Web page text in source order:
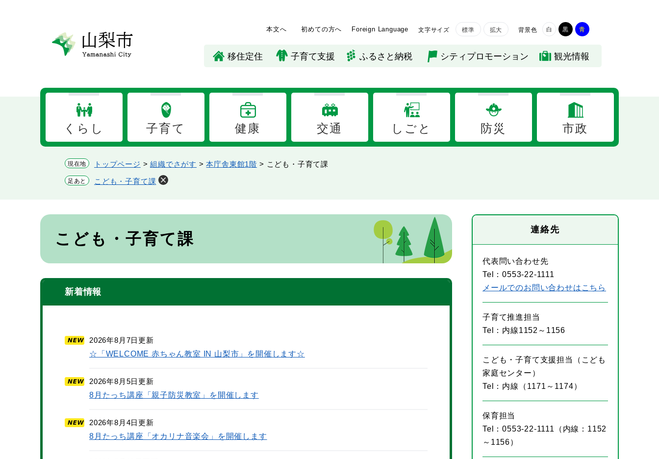
本文へ 初めての方へ Foreign Language 文字サイズ 標準 拡大 背景色 白 黒 青
移住定住 子育て支援 ふるさと納税 シティプロモーション 観光情報
くらし 子育て 健康 交通 しごと 防災 市政
現在地 トップページ >組織でさがす >本庁舎東館1階 > こども・子育て課
足あと こども・子育て課
本
こども・子育て課
新着情報
2026年8月7日更新
☆「WELCOME 赤ちゃん教室 IN 山梨市」を開催します☆
2026年8月5日更新
8月たっち講座「親子防災教室」を開催します
2026年8月4日更新
8月たっち講座「オカリナ音楽会」を開催します
連絡先
代表問い合わせ先
Tel：0553-22-1111
メールでのお問い合わせはこちら
子育て推進担当
Tel：内線1152～1156
こども・子育て支援担当（こども
家庭センター）
Tel：内線（1171～1174）
保育担当
Tel：0553-22-1111（内線：1152
～1156）